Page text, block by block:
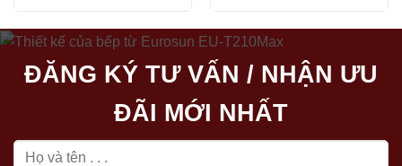
12.053.000₫.
ĐĂNG KÝ TƯ VẤN / NHẬN ƯU
ĐÃI MỚI NHẤT